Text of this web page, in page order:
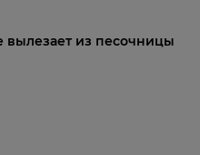
из песочницы